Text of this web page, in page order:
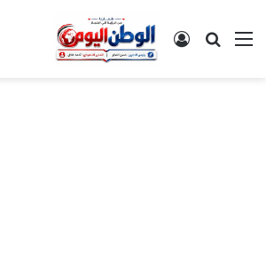
القائمةبحث عن تسجيل الدخول